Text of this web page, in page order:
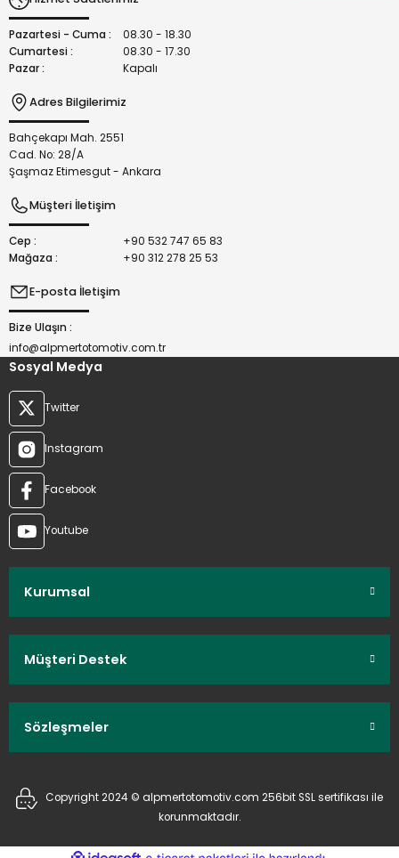
Bu ürüne benzer farklı alternatifler olmalı.
Pazartesi - Cuma :
08.30 - 18.30
Cumartesi :
08.30 - 17.30
Pazar :
Kapalı
Adres Bilgilerimiz
Bahçekapı Mah. 2551
Cad. No: 28/A
Şaşmaz Etimesgut - Ankara
Müşteri İletişim
Cep :
+90 532 747 65 83
Mağaza :
+90 312 278 25 53
E-posta İletişim
Bize Ulaşın :
info@alpmertotomotiv.com.tr
Sosyal Medya
Twitter
Instagram
Facebook
Youtube
Kurumsal
Müşteri Destek
Sözleşmeler
Copyright 2024 © alpmertotomotiv.com 256bit SSL sertifikası ile
korunmaktadır.